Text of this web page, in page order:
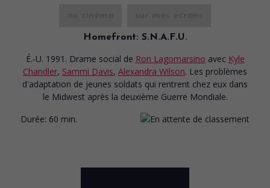
Homefront: S.N.A.F.U.
É.-U. 1991. Drame social de Ron Lagomarsino avec Kyle
Chandler, Sammi Davis, Alexandra Wilson. Les problèmes
d'adaptation de jeunes soldats qui rentrent chez eux dans
le Midwest après la deuxième Guerre Mondiale.
Durée: 60 min.